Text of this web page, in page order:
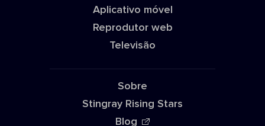
Aplicativo móvel
Reprodutor web
Televisão
Sobre
Stingray Rising Stars
Blog